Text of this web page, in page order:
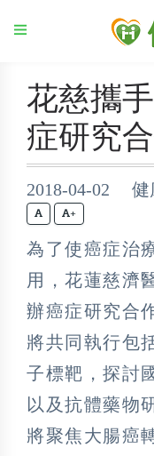
花慈攜
症研究
2018-04-02 健
+
為了使癌症治
用，花蓮慈濟
辦癌症研究合
將共同執行包
子標靶，探討
以及抗體藥物
將聚焦大腸癌